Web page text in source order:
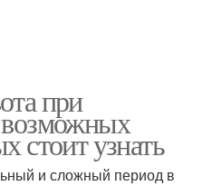
при
стоит узнать
и сложный период в